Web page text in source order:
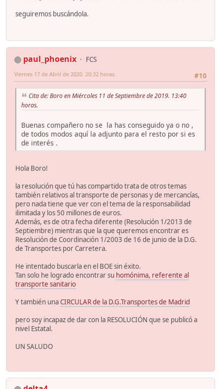
seguiremos buscándola.
paul_phoenix
FCS
#10
Viernes 17 de Abril de 2020. 20:32 horas.
Cita de: Boro en Miércoles 11 de Septiembre de 2019. 13:40
horas.
Buenas compañero no se la has conseguido ya o no ,
de todos modos aquí la adjunto para el resto por si es
de interés .
Hola Boro!
la resolución que tú has compartido trata de otros temas
también relativos al transporte de personas y de mercancías,
pero nada tiene que ver con el tema de la responsabilidad
ilimitada y los 50 millones de euros.
Además, es de otra fecha diferente (Resolución 1/2013 de
Septiembre) mientras que la que queremos encontrar es
Resolución de Coordinación 1/2003 de 16 de junio de la D.G.
de Transportes por Carretera.
He intentado buscarla en el BOE sin éxito.
Tan solo he logrado encontrar su homónima, referente al
transporte sanitario
Y también unaCIRCULAR de la D.G.Transportes de Madrid
pero soy incapaz de dar con la RESOLUCIÓN que se publicó a
nivel Estatal.
UN SALUDO